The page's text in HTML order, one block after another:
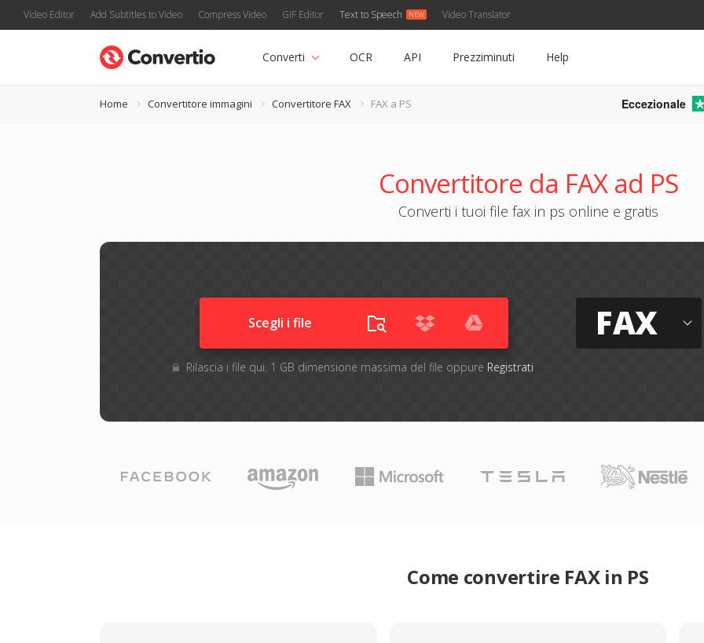
Video Editor Add Subtitles to Video Compress Video GIF Editor Text to Speech Video Translator
Converti OCR API Prezziminuti Help
Home Convertitore immagini Convertitore FAX FAX a PS Eccezionale
Convertitore da FAX ad PS
Converti i tuoi file fax in ps online e gratis
Scegli i file
Rilascia i file qui. 1 GB dimensione massima del file oppure Registrati
FAX
Come convertire FAX in PS